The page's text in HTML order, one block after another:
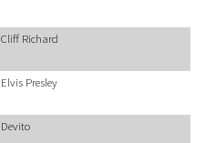
Cliff Richard
Elvis Presley
Devito